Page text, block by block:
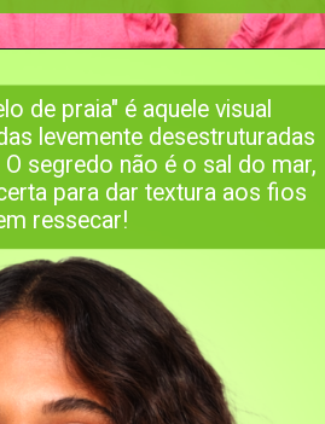
de praia" é aquele visual
levemente desestruturadas
segredo não é o sal do mar,
para dar textura aos fios
ressecar!